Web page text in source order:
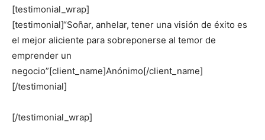
[testimonial_wrap]
[testimonial]“Soñar, anhelar, tener una visión de éxito es
el mejor aliciente para sobreponerse al temor de
emprender un
negocio”[client_name]Anónimo[/client_name]
[/testimonial]
[/testimonial_wrap]